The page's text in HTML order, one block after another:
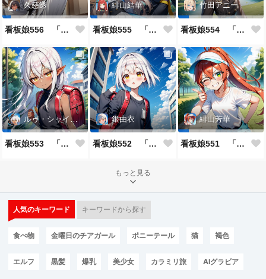
久慈透
看板娘556 「久慈透のよもやま話」
緋山結華
看板娘555 「帰還、そして目覚め。」
竹田アニー
看板娘554 「竹田アニーのよもやま話」
ルゥ・シャイニー
看板娘553 「ルゥ・シャイニーのよもやま話」
銀由衣
看板娘552 「銀由衣」
緋山芳華
看板娘551 「緋山芳華のよもやま話」
もっと見る
人気のキーワード キーワードから探す
食べ物 金曜日のチアガール ポニーテール 猫 褐色
エルフ 黒髪 爆乳 美少女 カラミリ旅 AIグラビア